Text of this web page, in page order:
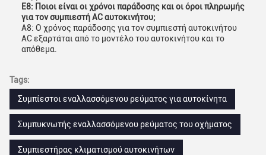
Ε8: Ποιοι είναι οι χρόνοι παράδοσης και οι όροι πληρωμής
για τον συμπιεστή AC αυτοκινήτου;
Α8: Ο χρόνος παράδοσης για τον συμπιεστή αυτοκινήτου
AC εξαρτάται από το μοντέλο του αυτοκινήτου και το
απόθεμα.
Tags:
Συμπίεστοι εναλλασσόμενου ρεύματος για αυτοκίνητα
Συμπυκνωτής εναλλασσόμενου ρεύματος του οχήματος
Συμπιεστήρας κλιματισμού αυτοκινήτων